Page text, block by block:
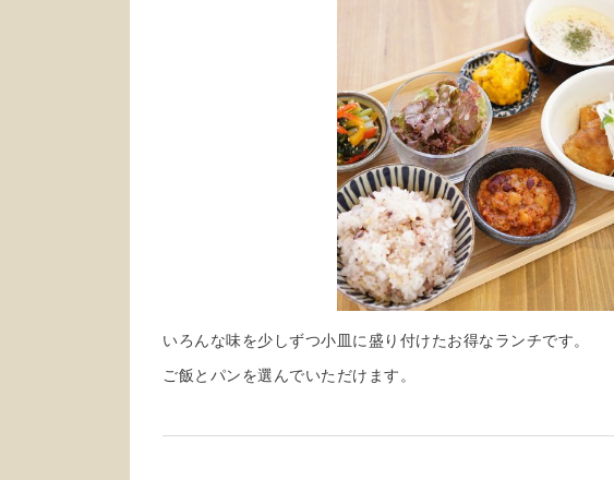
いろんな味を少しずつ小皿に盛り付けたお得なランチです。
ご飯とパンを選んでいただけます。